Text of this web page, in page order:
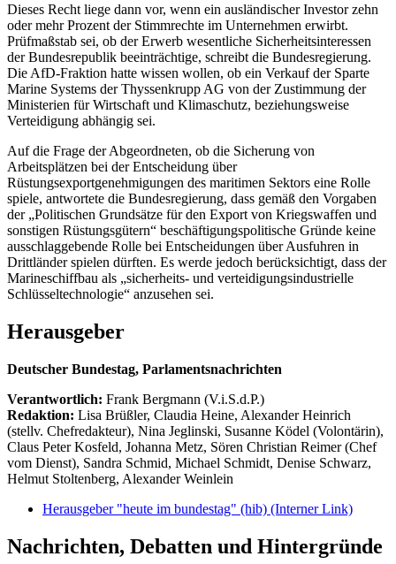
Dieses Recht liege dann vor, wenn ein ausländischer Investor zehn
oder mehr Prozent der Stimmrechte im Unternehmen erwirbt.
Prüfmaßstab sei, ob der Erwerb wesentliche Sicherheitsinteressen
der Bundesrepublik beeinträchtige, schreibt die Bundesregierung.
Die AfD-Fraktion hatte wissen wollen, ob ein Verkauf der Sparte
Marine Systems der Thyssenkrupp AG von der Zustimmung der
Ministerien für Wirtschaft und Klimaschutz, beziehungsweise
Verteidigung abhängig sei.
Auf die Frage der Abgeordneten, ob die Sicherung von
Arbeitsplätzen bei der Entscheidung über
Rüstungsexportgenehmigungen des maritimen Sektors eine Rolle
spiele, antwortete die Bundesregierung, dass gemäß den Vorgaben
der „Politischen Grundsätze für den Export von Kriegswaffen und
sonstigen Rüstungsgütern“ beschäftigungspolitische Gründe keine
ausschlaggebende Rolle bei Entscheidungen über Ausfuhren in
Drittländer spielen dürften. Es werde jedoch berücksichtigt, dass der
Marineschiffbau als „sicherheits- und verteidigungsindustrielle
Schlüsseltechnologie“ anzusehen sei.
Herausgeber
Deutscher Bundestag, Parlamentsnachrichten
Verantwortlich: Frank Bergmann (V.i.S.d.P.)
Redaktion: Lisa Brüßler, Claudia Heine, Alexander Heinrich
(stellv. Chefredakteur), Nina Jeglinski, Susanne Ködel (Volontärin),
Claus Peter Kosfeld, Johanna Metz, Sören Christian Reimer (Chef
vom Dienst), Sandra Schmid, Michael Schmidt, Denise Schwarz,
Helmut Stoltenberg, Alexander Weinlein
Herausgeber "heute im bundestag" (hib) (Interner Link)
Nachrichten, Debatten und Hintergründe